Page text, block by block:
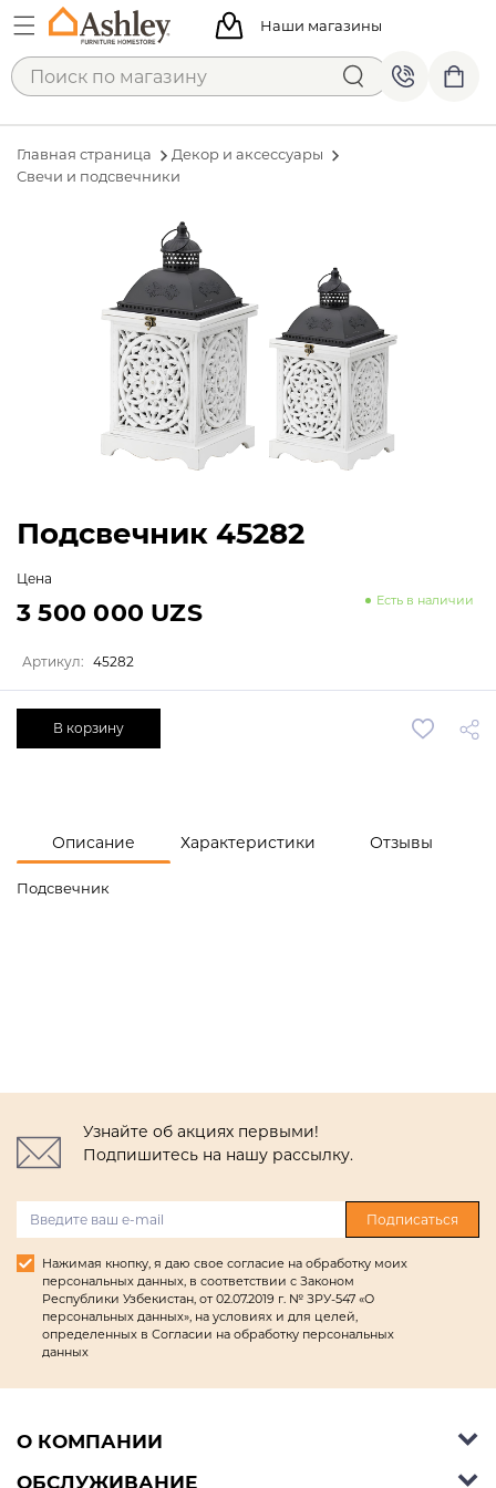
Наши магазины
Главная страница
Декор и аксессуары
Свечи и подсвечники
Описание Характеристики Отзывы
Подсвечник
Подсвечник 45282
Цена
Есть в наличии
3 500 000 UZS
Артикул: 45282
В корзину
Узнайте об акциях первыми!
Подпишитесь на нашу рассылку.
Подписаться
Нажимая кнопку, я даю свое согласие на обработку моих
персональных данных, в соответствии с Законом
Республики Узбекистан, от 02.07.2019 г. № ЗРУ-547 «О
персональных данных», на условиях и для целей,
определенных в Согласии на обработку персональных
данных
О КОМПАНИИ
Об Ashley Furniture HomeStore
ОБСЛУЖИВАНИЕ